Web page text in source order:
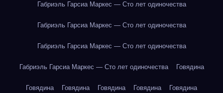
Габриэль Гарсиа Маркес — Сто лет одиночества
Габриэль Гарсиа Маркес — Сто лет одиночества
Габриэль Гарсиа Маркес — Сто лет одиночества
Габриэль Гарсиа Маркес — Сто лет одиночества Говядина
Говядина Говядина Говядина Говядина Говядина